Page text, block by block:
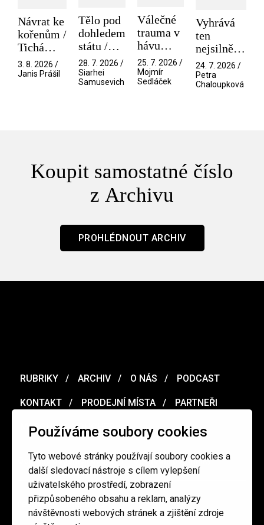
Používáme soubory cookies
Tyto webové stránky používají soubory cookies a
další sledovací nástroje s cílem vylepšení
uživatelského prostředí, zobrazení
přizpůsobeného obsahu a reklam, analýzy
návštěvnosti webových stránek a zjištění zdroje
Návrat ke
kořenům /
Tichá
přítelkyně
3. 8. 2026 /
Janis Prášil
Tělo pod
dohledem
státu /
Pramen
28. 7. 2026 /
Siarhei
Samusevich
Válečné
trauma v
hávu
spektáklu
/ Odyssea
25. 7. 2026 /
Mojmír
Sedláček
Vyhrává
ten
nejsilnější
/ V nitru
manosféry
24. 7. 2026 /
Petra
Chaloupková
Koupit samostatné číslo
z Archivu
PROHLÉDNOUT ARCHIV
RUBRIKY ARCHIV O NÁS PODCAST
KONTAKT PRODEJNÍ MÍSTA PARTNEŘI
MERCH VOUCHER
Ochrana osobních údajů / Obchodní podmínky
redakce@cinepur.cz